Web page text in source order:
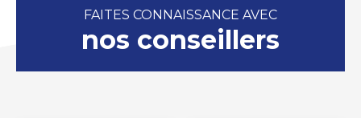
FAITES CONNAISSANCE AVEC
nos conseillers